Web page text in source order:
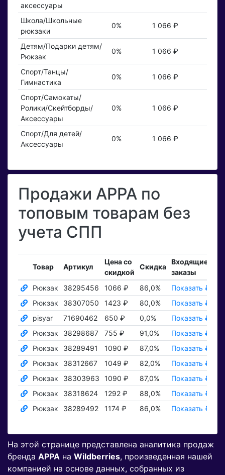
аксессуары
Школа/Школьные
рюкзаки
0% 1 066 ₽
Детям/Подарки детям/
Рюкзак
0% 1 066 ₽
Спорт/Танцы/
Гимнастика
0% 1 066 ₽
Спорт/Самокаты/
Ролики/Скейтборды/
Аксессуары
0% 1 066 ₽
Спорт/Для детей/
Аксессуары
0% 1 066 ₽
Продажи APPA по
топовым товарам без
учета СПП
Товар Артикул
Цена со
скидкой
Скидка
Входящие
заказы
Рюкзак
38295456 1066 ₽ 86,0% Показать ₽
Рюкзак
38307050 1423 ₽ 80,0% Показать ₽
pisyar
71690462 650 ₽ 0,0% Показать ₽
Рюкзак
38298687 755 ₽ 91,0% Показать ₽
Рюкзак
38289491 1090 ₽ 87,0% Показать ₽
Рюкзак
38312667 1049 ₽ 82,0% Показать ₽
Рюкзак
38303963 1090 ₽ 87,0% Показать ₽
Рюкзак
38318624 1292 ₽ 88,0% Показать ₽
Рюкзак
38289492 1174 ₽ 86,0% Показать ₽
На этой странице представлена аналитика продаж
бренда APPA на Wildberries, произведенная нашей
компанией на основе данных, собранных из